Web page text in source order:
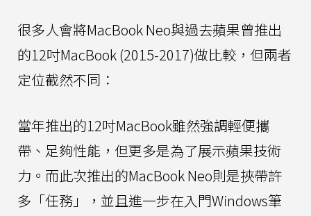
很多人會將MacBook Neo與過去蘋果曾推出
的12吋MacBook (2015-2017)做比較，但兩者
定位截然不同：
當年推出的12吋MacBook雖然強調輕便攜
帶、足夠性能，但更多是為了展示蘋果技術
力。而此次推出的MacBook Neo則是挾帶許
多「任務」，並且進一步在入門Windows筆